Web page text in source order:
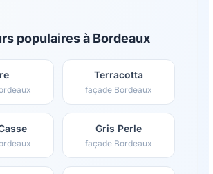
populaires à Bordeaux
Terracotta
façade Bordeaux
Gris Perle
façade Bordeaux